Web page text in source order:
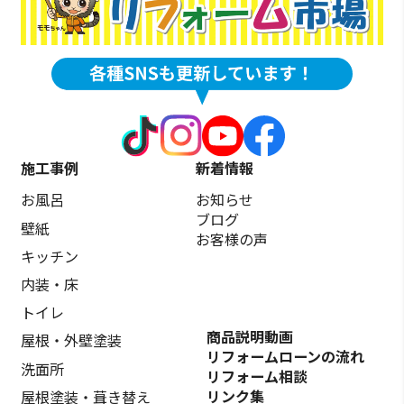
施工事例
お風呂
壁紙
キッチン
内装・床
トイレ
屋根・外壁塗装
洗面所
屋根塗装・葺き替え
新着情報
お知らせ
ブログ
お客様の声
商品説明動画
リフォームローンの流れ
リフォーム相談
リンク集